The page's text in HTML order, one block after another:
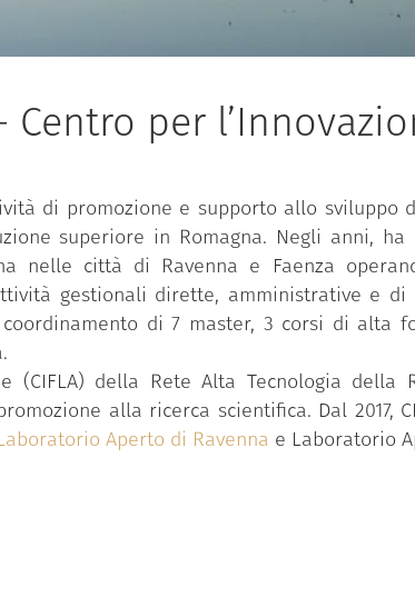
per
di promozione e supporto allo sviluppo
superiore in Romagna. Negli anni,
nelle città di Ravenna e Faenza
gestionali dirette, amministrative e di
di 7 master, 3 corsi di alta
(CIFLA) della Rete Alta Tecnologia della
alla ricerca scientifica. Dal 2017,
Aperto di Ravenna e Laboratorio